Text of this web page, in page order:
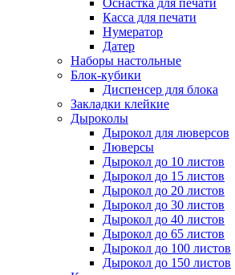
Оснастка для печати
Касса для печати
Нумератор
Датер
Наборы настольные
Блок-кубики
Диспенсер для блока
Закладки клейкие
Дыроколы
Дырокол для люверсов
Люверсы
Дырокол до 10 листов
Дырокол до 15 листов
Дырокол до 20 листов
Дырокол до 30 листов
Дырокол до 40 листов
Дырокол до 65 листов
Дырокол до 100 листов
Дырокол до 150 листов